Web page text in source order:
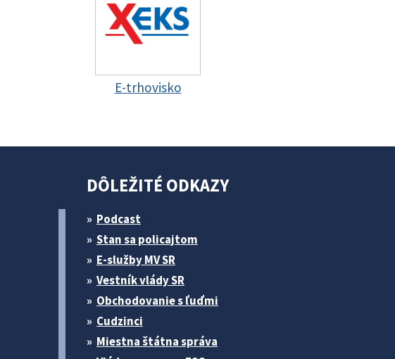
E-trhovisko
DÔLEŽITÉ ODKAZY
Podcast
Stan sa policajtom
E-služby MV SR
Vestník vlády SR
Obchodovanie s ľuďmi
Cudzinci
Miestna štátna správa